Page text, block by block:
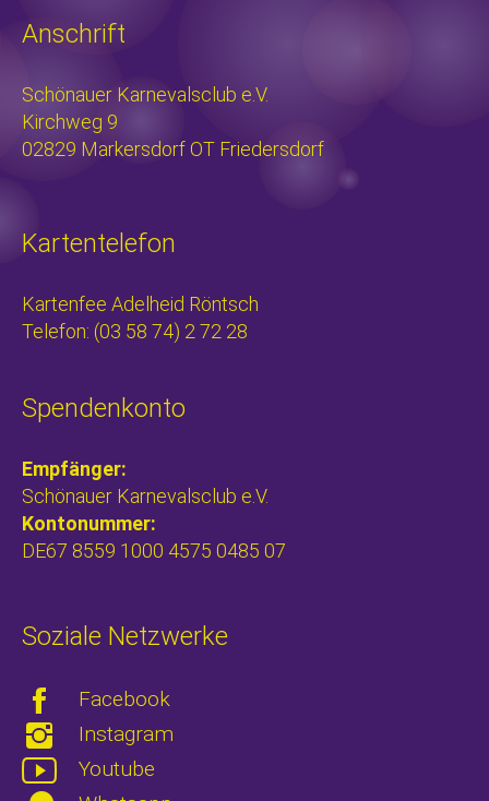
Anschrift
Schönauer Karnevalsclub e.V.
Kirchweg 9
02829 Markersdorf OT Friedersdorf
Kartentelefon
Kartenfee Adelheid Röntsch
Telefon: (03 58 74) 2 72 28
Spendenkonto
Empfänger:
Schönauer Karnevalsclub e.V.
Kontonummer:
DE67 8559 1000 4575 0485 07
Soziale Netzwerke
Facebook
Instagram
Youtube